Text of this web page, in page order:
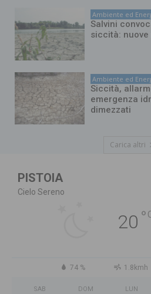
Ambiente ed
Salvini
siccità:
Ambiente ed
Siccità,
emergenza
dimezzati
Carica altri
PISTOIA
Cielo Sereno
20 °
74 % 1.8kmh
SAB DOM LUN